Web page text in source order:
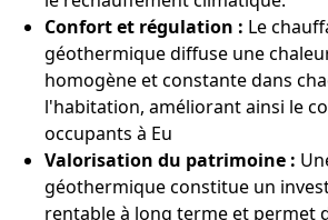
Confort et régulation : Le
géothermique diffuse une
homogène et constante dans
l'habitation, améliorant ainsi le
occupants à Eu
Valorisation du patrimoine :
géothermique constitue un
rentable à long terme et permet